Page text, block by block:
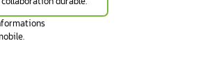
Automobile